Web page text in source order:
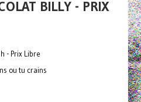
BILLY - PRIX
- Prix Libre
ou tu crains